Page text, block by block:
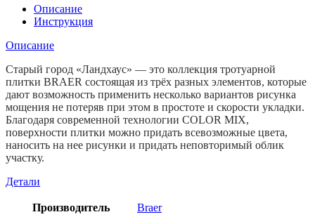
Старый
город
Color
"Койот"
Описание
Инструкция
Описание
Старый город «Ландхаус» — это коллекция тротуарной
плитки BRAER состоящая из трёх разных элементов, которые
дают возможность применить несколько вариантов рисунка
мощения не потеряв при этом в простоте и скорости укладки.
Благодаря современной технологии COLOR MIX,
поверхности плитки можно придать всевозможные цвета,
наносить на нее рисунки и придать неповторимый облик
участку.
Детали
Производитель Braer